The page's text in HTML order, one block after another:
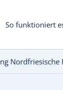
So funktioniert
Nordfriesische